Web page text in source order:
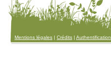
Mentions légales | Crédits | Authentification